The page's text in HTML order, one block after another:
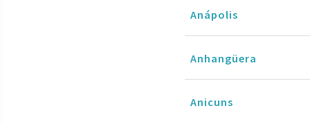
Anápolis
Anhangüera
Anicuns